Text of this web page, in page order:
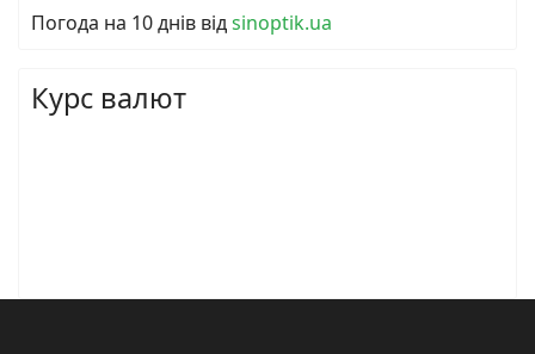
Погода на 10 днів відsinoptik.ua
Курс валют